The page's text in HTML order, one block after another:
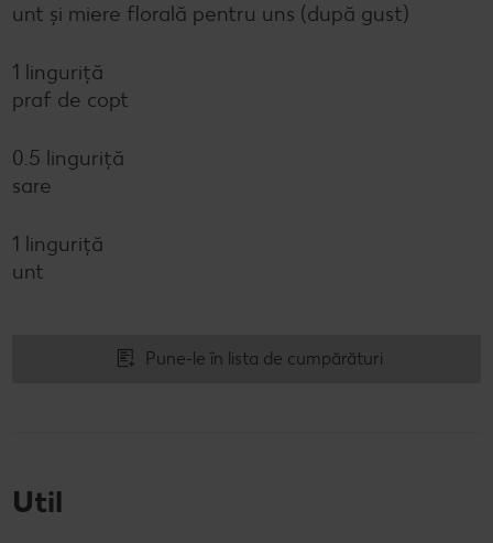
unt și miere florală pentru uns (după gust)
1 linguriță
praf de copt
0.5 linguriță
sare
1 linguriță
unt
Pune-le în lista de cumpărături
Util